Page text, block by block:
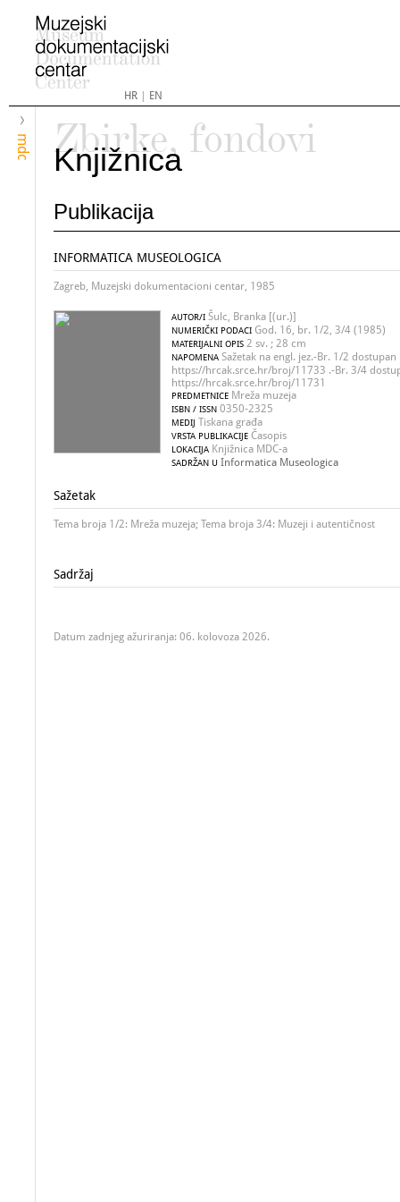
HR| EN
mdc
Zbirke, fondovi
Knjižnica
Publikacija
INFORMATICA MUSEOLOGICA
Zagreb, Muzejski dokumentacioni centar, 1985
AUTOR/I Šulc, Branka [(ur.)]
NUMERIČKI PODACI God. 16, br. 1/2, 3/4 (1985)
MATERIJALNI OPIS 2 sv. ; 28 cm
NAPOMENA Sažetak na engl. jez.-Br. 1/2 dostupan
https://hrcak.srce.hr/broj/11733 .-Br. 3/4
https://hrcak.srce.hr/broj/11731
PREDMETNICE Mreža muzeja
ISBN / ISSN 0350-2325
MEDIJ Tiskana građa
VRSTA PUBLIKACIJE Časopis
LOKACIJA Knjižnica MDC-a
SADRŽAN U Informatica Museologica
Sažetak
Tema broja 1/2: Mreža muzeja; Tema broja 3/4: Muzeji i autentičnost
Sadržaj
Datum zadnjeg ažuriranja: 06. kolovoza 2026.